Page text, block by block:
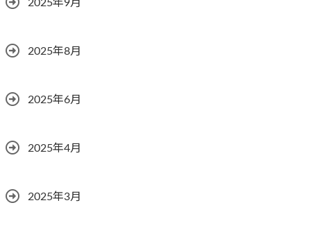
2025年9月
2025年8月
2025年6月
2025年4月
2025年3月